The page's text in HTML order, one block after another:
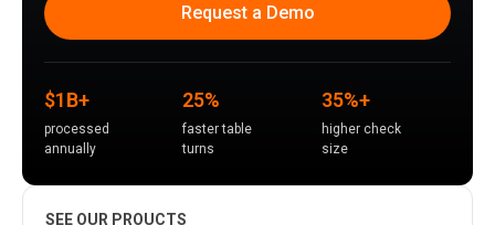
Request a Demo
$1B+
processed
annually
25%
faster table
turns
35%+
higher check
size
SEE OUR PROUCTS